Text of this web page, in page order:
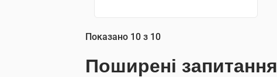
АНАЛОГИ
Показано 10 з 10
Поширені запитання